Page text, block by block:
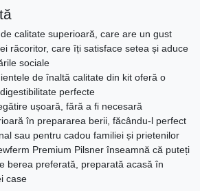
calitate superioară, care are un gust
răcoritor, care îți satisface setea și aduce
sociale
de înaltă calitate din kit oferă o
perfecte
ușoară, fără a fi necesară
în prepararea berii, făcându-l perfect
sau pentru cadou familiei și prietenilor
Premium Pilsner înseamnă că puteți
berea preferată, preparată acasă în
case